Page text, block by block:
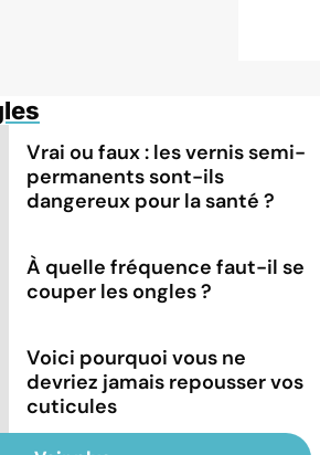
Vrai ou faux : les vernis semi-
permanents sont-ils
dangereux pour la santé ?
À quelle fréquence faut-il se
couper les ongles ?
Voici pourquoi vous ne
devriez jamais repousser vos
cuticules